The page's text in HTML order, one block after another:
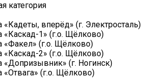
категория
вперёд» (г. Электросталь)
1» (г.о. Щёлково)
«Факел» (г.о. Щёлково)
2» (г.о. Щёлково)
(г. Ногинск)
(г.о. Щёлково)